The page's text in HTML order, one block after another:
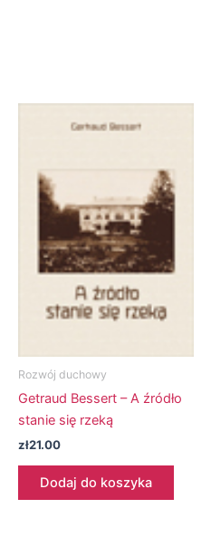
Rozwój duchowy
Getraud Bessert – A źródło
stanie się rzeką
zł21.00
Dodaj do koszyka